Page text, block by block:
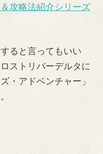
攻略法紹介シリーズ
ると言ってもいい
ストリバーデルタに
・アドベンチャー」